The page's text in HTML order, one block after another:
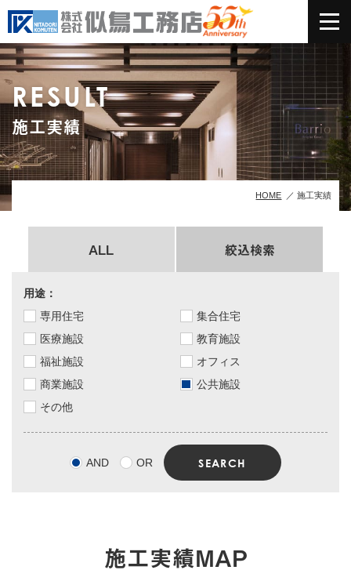
RESULT
施工実績
HOME 施工実績
ALL 絞込検索
用途：
専用住宅
集合住宅
医療施設
教育施設
福祉施設
オフィス
商業施設
公共施設
その他
AND OR
施工実績MAP